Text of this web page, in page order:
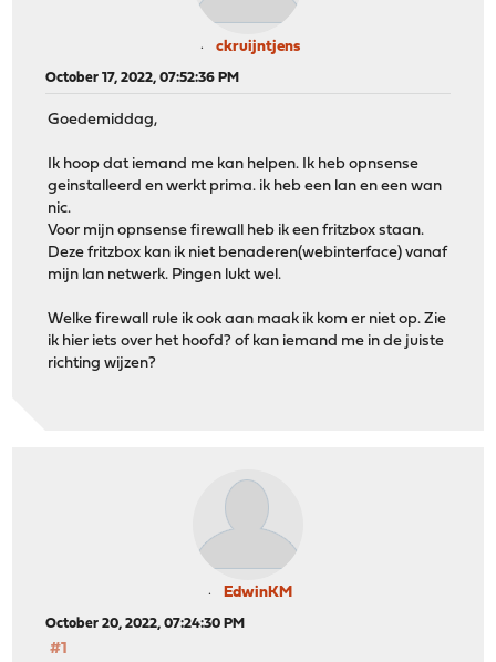
ckruijntjens
October 17, 2022, 07:52:36 PM
Goedemiddag,
Ik hoop dat iemand me kan helpen. Ik heb opnsense
geinstalleerd en werkt prima. ik heb een lan en een wan
nic.
Voor mijn opnsense firewall heb ik een fritzbox staan.
Deze fritzbox kan ik niet benaderen(webinterface) vanaf
mijn lan netwerk. Pingen lukt wel.
Welke firewall rule ik ook aan maak ik kom er niet op. Zie
ik hier iets over het hoofd? of kan iemand me in de juiste
richting wijzen?
EdwinKM
October 20, 2022, 07:24:30 PM
#1